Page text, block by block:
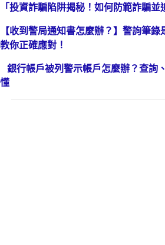
「投資詐騙陷阱揭秘！如何防範詐騙並
【收到警局通知書怎麼辦？】警詢筆
教你正確應對！
銀行帳戶被列警示帳戶怎麼辦？查詢
懂